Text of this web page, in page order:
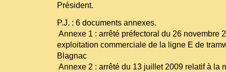
Président.
P.J. : 6 documents annexes.
Annexe 1 : arrêté préfectoral du 26 novembre
exploitation commerciale de la ligne E de
Blagnac
Annexe 2 : arrêté du 13 juillet 2009 relatif à la